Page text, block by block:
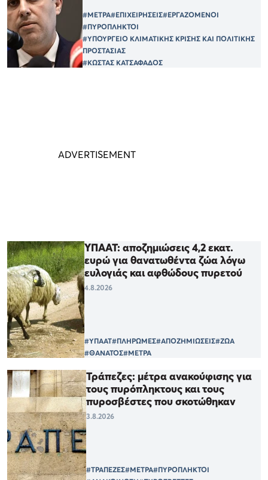
#ΜΕΤΡΑ#ΕΠΙΧΕΙΡΗΣΕΙΣ#ΕΡΓΑΖΟΜΕΝΟΙ
#ΠΥΡΟΠΛΗΚΤΟΙ
#ΥΠΟΥΡΓΕΙΟ ΚΛΙΜΑΤΙΚΗΣ ΚΡΙΣΗΣ ΚΑΙ ΠΟΛΙΤΙΚΗΣ
ΠΡΟΣΤΑΣΙΑΣ
#ΚΩΣΤΑΣ ΚΑΤΣΑΦΑΔΟΣ
ΥΠΑΑΤ: αποζημιώσεις 4,2 εκατ.
ευρώ για θανατωθέντα ζώα λόγω
ευλογιάς και αφθώδους πυρετού
4.8.2026
#ΥΠΑΑΤ#ΠΛΗΡΩΜΕΣ#ΑΠΟΖΗΜΙΩΣΕΙΣ#ΖΩΑ
#ΘΑΝΑΤΟΣ#ΜΕΤΡΑ
Τράπεζες: μέτρα ανακούφισης για
τους πυρόπληκτους και τους
πυροσβέστες που σκοτώθηκαν
3.8.2026
#ΤΡΑΠΕΖΕΣ#ΜΕΤΡΑ#ΠΥΡΟΠΛΗΚΤΟΙ